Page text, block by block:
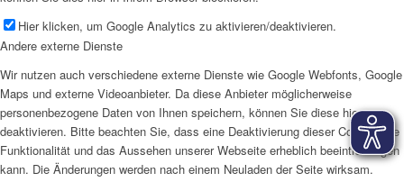
Hier klicken, um Google Analytics zu aktivieren/deaktivieren.
Andere externe Dienste
Wir nutzen auch verschiedene externe Dienste wie Google Webfonts, Google
Maps und externe Videoanbieter. Da diese Anbieter möglicherweise
personenbezogene Daten von Ihnen speichern, können Sie diese hier
deaktivieren. Bitte beachten Sie, dass eine Deaktivierung dieser Cookies die
Funktionalität und das Aussehen unserer Webseite erheblich beeinträchtigen
kann. Die Änderungen werden nach einem Neuladen der Seite wirksam.